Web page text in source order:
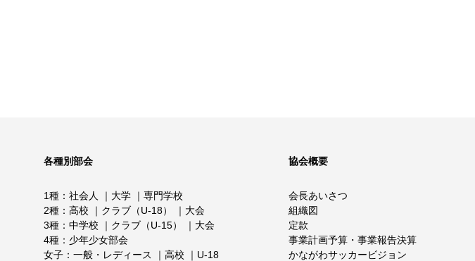
各種別部会
1種 社会人 大学
専門学校
2種
高校 クラブ（U-18）
大会
3種
中学校 クラブ（U-15）
大会
4種
少年少女部会
女子
一般・レディース 高校 U-18
協会概要
会長あいさつ
組織図
定款
事業計画予算・事業報告決算
かながわサッカービジョン